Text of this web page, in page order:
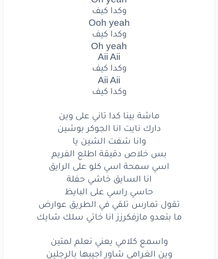
وكداكيف
Ooh yeah
وكداكيف
Ohyeah
Aii Aii
وكدا كيف
AiiAii
وكدا كيف
ماشةبيناكداتانيعلى
داركنايتانا الجوكربوشين
الشين
بسخلاصدقيقة اطلعالفريم
وكدا كيف
Ooh yeah
وكدا كيف
Oh yeah
Aii Aii
وكدا كيف
Aii Aii
وكدا كيف
ماشة بينا كدا تاني على وين
دارك نايت انا الجوكر بوشين
وانا شفت الشين يا
بس خلاص دقيقة اطلع الفريم
اسي سمحة اسي كلو على الرايق
انا السايق خاشي حفلة
حاسي راسي على البايظ
تقول تمارس تلقي في الطريق عوارض
ما بتعدو مازفكرزز انا خاتي سلك شايك
واسمع كلامي يعني نعلم لمتين
وين الغرامي شاور اجيبها بالرجلين